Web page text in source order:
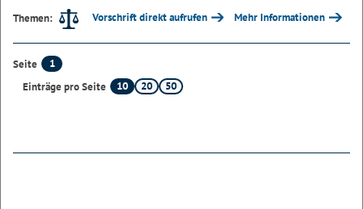
Themen:
Vorschrift direkt aufrufen Mehr Informationen
Seite
1
Einträge pro Seite
10 20 50